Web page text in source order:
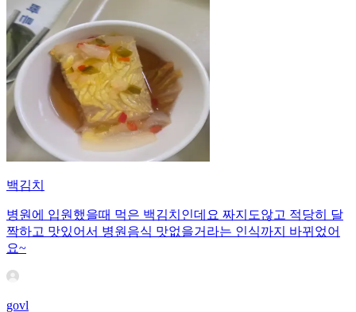
백김치
병원에 입원했을때 먹은 백김치인데요 짜지도않고 적당히 달
짝하고 맛있어서 병원음식 맛없을거라는 인식까지 바뀌었어
요~
govl